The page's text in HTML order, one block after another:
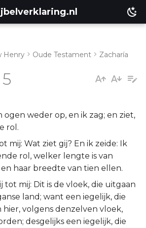
Henry Oude Testament Zacharía
ogen weder op, en ik zag; en ziet,
rol.
mij: Wat ziet gij? En ik zeide: Ik
rol, welker lengte is van
haar breedte van tien ellen.
tot mij: Dit is de vloek, die uitgaan
land; want een iegelijk, die
hier, volgens denzelven vloek,
desgelijks een iegelijk, die